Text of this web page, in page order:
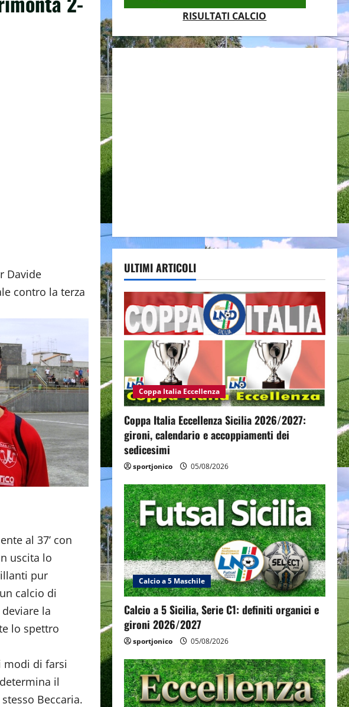
Davide
contro la terza
al 37’ con
uscita lo
pur
calcio di
la
lo spettro
modi di farsi
il
Beccaria.
RISULTATI CALCIO
ULTIMI ARTICOLI
Coppa Italia Eccellenza
Coppa Italia Eccellenza Sicilia 2026/2027:
gironi, calendario e accoppiamenti dei
sedicesimi
sportjonico 05/08/2026
Calcio a 5 Maschile
Calcio a 5 Sicilia, Serie C1: definiti organici e
gironi 2026/2027
sportjonico 05/08/2026